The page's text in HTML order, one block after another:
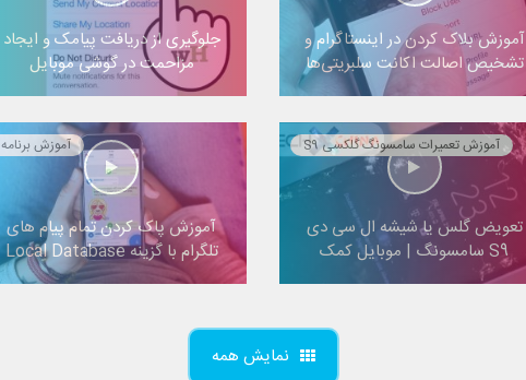
آموزش بلاک کردن در اینستاگرام و
تشخیص اصالت اکانت سلبریتی‌ها
جلوگیری از دریافت پیامک و ایجاد
مزاحمت در گوشی موبایل
تعویض گلس یا شیشه ال سی دی
S9 سامسونگ | موبایل کمک
آموزش تعمیرات سامسونگ گلکسی S9
آموزش پاک کردن تمام پیام های
تلگرام با گزینه Local Database
آموزش برنامه
نمایش همه